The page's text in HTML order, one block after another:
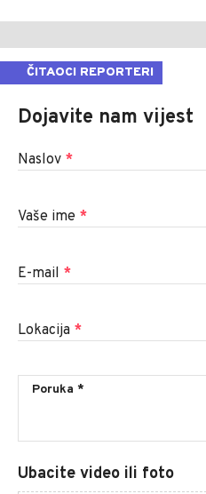
ČITAOCI REPORTERI
Dojavite nam vijest
Naslov *
Vaše ime *
E-mail *
Lokacija *
Ubacite video ili foto